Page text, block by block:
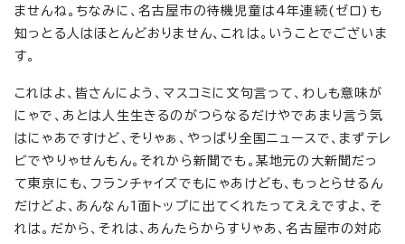
ませんね。ちなみに、名古屋市の待機児童は4年連続(ゼロ)も
知っとる人はほとんどおりません、これは。いうことでございま
す。
これはよ、皆さんによう、マスコミに文句言って、わしも意味が
にゃで、あとは人生生きるのがつらなるだけやであまり言う気
はにゃあですけど、そりゃぁ、やっぱり全国ニュースで、まずテレ
ビでやりゃせんもん。それから新聞でも。某地元の大新聞だっ
て東京にも、フランチャイズでもにゃあけども、もっとらせるん
だけどよ、あんなん1面トップに出てくれたってええですよ、そ
れは。だから、それは、あんたらからすりゃあ、名古屋市の対応